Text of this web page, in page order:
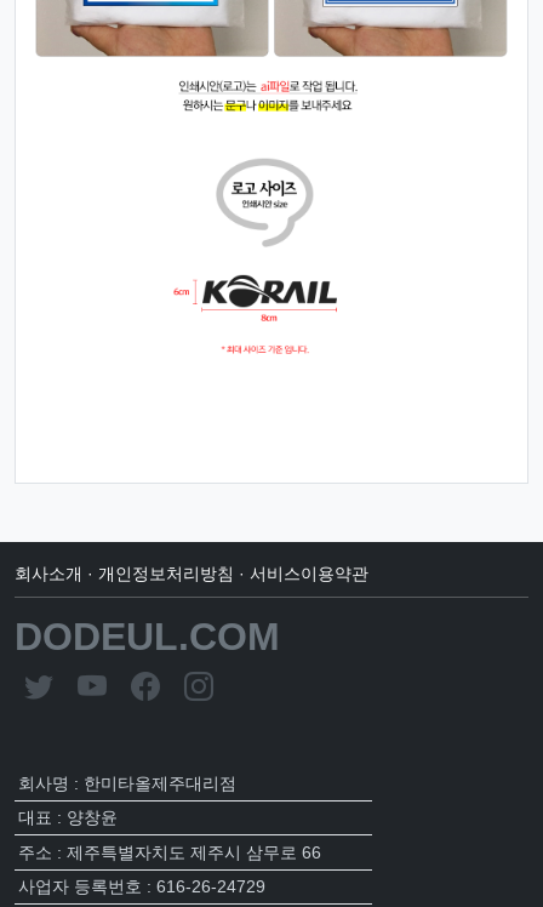
회사소개 · 개인정보처리방침 · 서비스이용약관
DODEUL.COM
회사명 : 한미타올제주대리점
대표 : 양창윤
주소 : 제주특별자치도 제주시 삼무로 66
사업자 등록번호 : 616-26-24729